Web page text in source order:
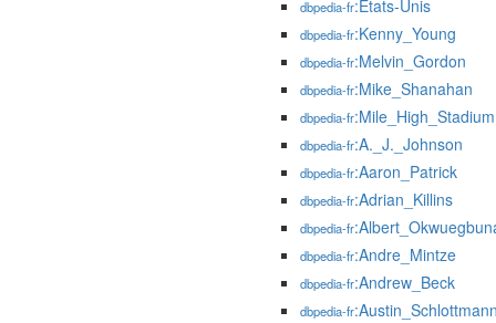
dbpedia-fr:États-Unis
dbpedia-fr:Kenny_Young
dbpedia-fr:Melvin_Gordon
dbpedia-fr:Mike_Shanahan
dbpedia-fr:Mile_High_Stadium
dbpedia-fr:A._J._Johnson
dbpedia-fr:Aaron_Patrick
dbpedia-fr:Adrian_Killins
dbpedia-fr
dbpedia-fr:Andre_Mintze
dbpedia-fr:Andrew_Beck
dbpedia-fr